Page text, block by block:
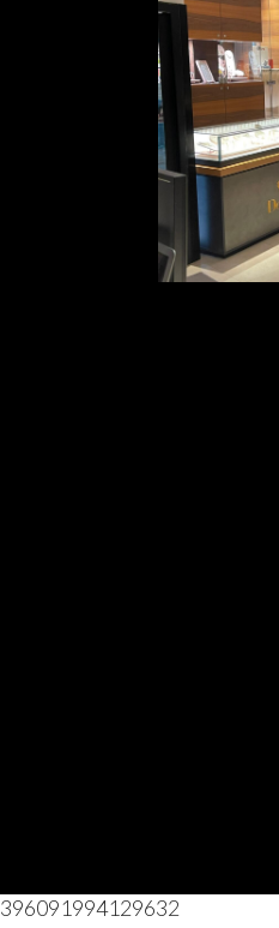
396091994129632